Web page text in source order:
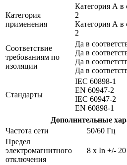
Категория
применения
Категория А в
2
Категория А в
2
Соответствие
требованиям по
изоляции
Да в
Да в
Да в
Да в
Стандарты
IEC 60898-1
EN 60947-2
IEC 60947-2
EN 60898-1
Дополнительные
Частота сети
50/60 Гц
Предел
электромагнитного
отключения
8 x In +/-